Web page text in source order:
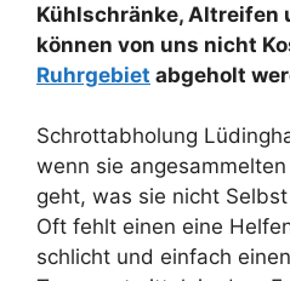
Kühlschränke, Altreifen
können von uns nicht
Ruhrgebiet abgeholt
Schrottabholung
wenn sie
geht, was sie nicht
Oft fehlt einen eine
schlicht und einfach